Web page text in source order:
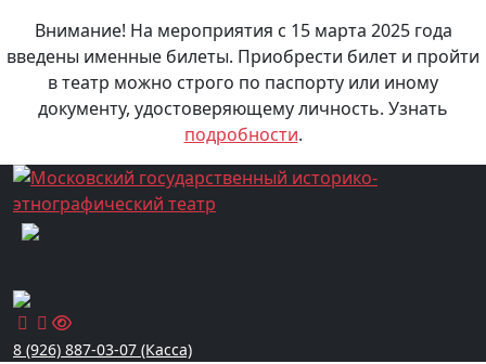
Внимание! На мероприятия с 15 марта 2025 года
введены именные билеты. Приобрести билет и пройти
в театр можно строго по паспорту или иному
документу, удостоверяющему личность. Узнать
подробности.
8 (926) 887-03-07 (Касса)